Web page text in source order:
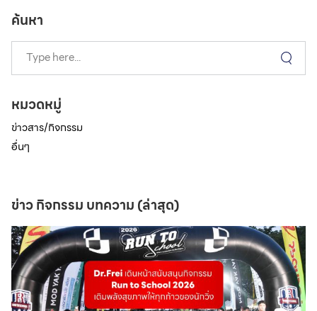
ค้นหา
หมวดหมู่
ข่าวสาร/กิจกรรม
อื่นๆ
ข่าว กิจกรรม บทความ (ล่าสุด)